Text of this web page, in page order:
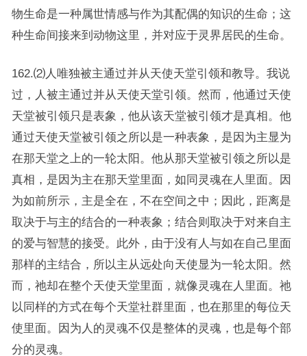
物生命是一种属世情感与作为其配偶的知识的生命；这
种生命间接来到动物这里，并对应于灵界居民的生命。
162.⑵人唯独被主通过并从天使天堂引领和教导。我说
过，人被主通过并从天使天堂引领。然而，他通过天使
天堂被引领只是表象，他从该天堂被引领才是真相。他
通过天使天堂被引领之所以是一种表象，是因为主显为
在那天堂之上的一轮太阳。他从那天堂被引领之所以是
真相，是因为主在那天堂里面，如同灵魂在人里面。因
为如前所示，主是全在，不在空间之中；因此，距离是
取决于与主的结合的一种表象；结合则取决于对来自主
的爱与智慧的接受。此外，由于没有人与如在自己里面
那样的主结合，所以主从远处向天使显为一轮太阳。然
而，祂却在整个天使天堂里面，就像灵魂在人里面。祂
以同样的方式在每个天堂社群里面，也在那里的每位天
使里面。因为人的灵魂不仅是整体的灵魂，也是每个部
分的灵魂。